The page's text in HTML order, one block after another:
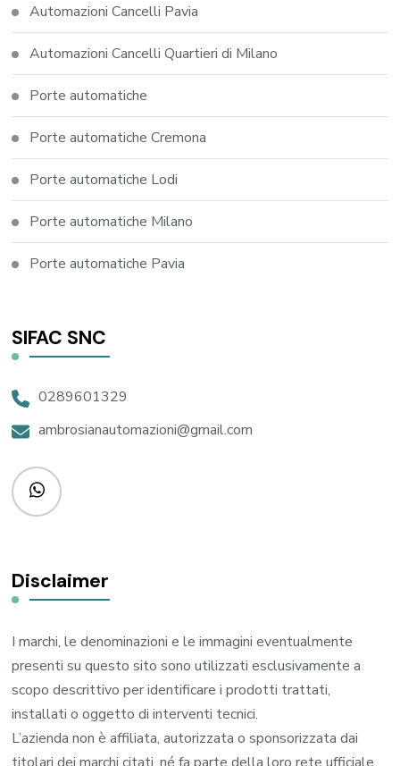
Automazioni Cancelli Pavia
Automazioni Cancelli Quartieri di Milano
Porte automatiche
Porte automatiche Cremona
Porte automatiche Lodi
Porte automatiche Milano
Porte automatiche Pavia
SIFAC SNC
0289601329
ambrosianautomazioni@gmail.com
Disclaimer
I marchi, le denominazioni e le immagini eventualmente
presenti su questo sito sono utilizzati esclusivamente a
scopo descrittivo per identificare i prodotti trattati,
installati o oggetto di interventi tecnici.
L’azienda non è affiliata, autorizzata o sponsorizzata dai